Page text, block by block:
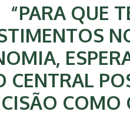
“PARA QUE
CENTRAL